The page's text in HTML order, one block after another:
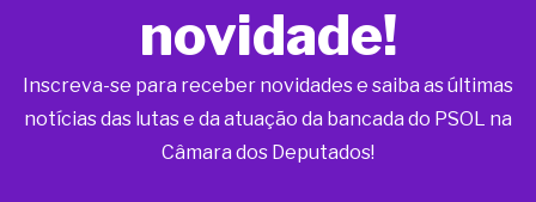
novidade!
Inscreva-se para receber novidades e saiba as últimas
notícias das lutas e da atuação da bancada do PSOL na
Câmara dos Deputados!